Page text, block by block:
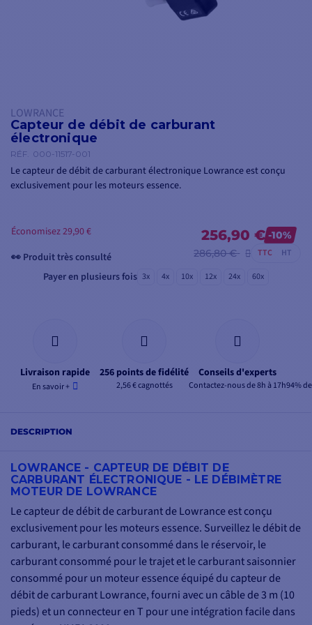
LOWRANCE
Capteur de débit de carburant
électronique
RÉF. 000-11517-001
Le capteur de débit de carburant électronique Lowrance est conçu
exclusivement pour les moteurs essence.
256,90 € -10%
286,80 €
TTC HT
Économisez 29,90 €
👀 Produit très consulté
Payer en plusieurs fois 3x 4x 10x 12x 24x 60x
Livraison rapide
En savoir +
256 points de fidélité
2,56 € cagnottés
Conseils d'experts
Contactez-nous de 8h à 17h94%
DESCRIPTION
LOWRANCE - CAPTEUR DE DÉBIT DE
CARBURANT ÉLECTRONIQUE - LE DÉBIMÈTRE
MOTEUR DE LOWRANCE
Le capteur de débit de carburant de Lowrance est conçu
exclusivement pour les moteurs essence. Surveillez le débit de
carburant, le carburant consommé dans le réservoir, le
carburant consommé pour le trajet et le carburant saisonnier
consommé pour un moteur essence équipé du capteur de
débit de carburant Lowrance, fourni avec un câble de 3 m (10
pieds) et un connecteur en T pour une intégration facile dans